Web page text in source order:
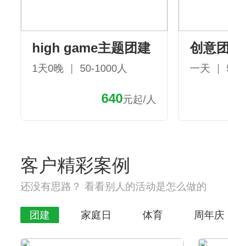
high game主题团建
1天0晚 ｜ 50-1000人
640元起/人
创意
一天 ｜
客户精彩案例
还没有思路？ 看看别人的活动是怎么做的
团建 家庭日 体育 周年庆